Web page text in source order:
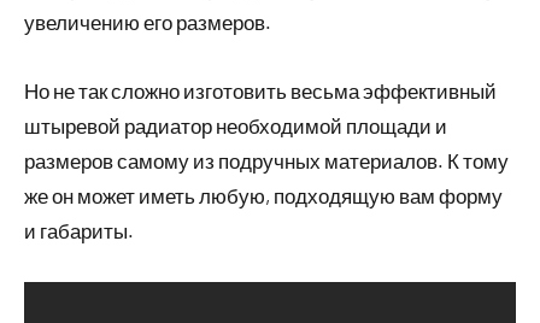
увеличению его размеров.
Но не так сложно изготовить весьма эффективный
штыревой радиатор необходимой площади и
размеров самому из подручных материалов. К тому
же он может иметь любую, подходящую вам форму
и габариты.